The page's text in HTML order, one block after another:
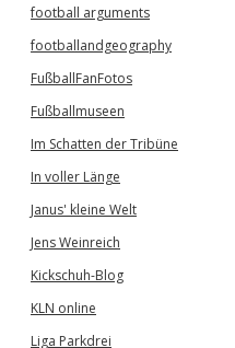
football arguments
footballandgeography
FußballFanFotos
Fußballmuseen
Im Schatten der Tribüne
In voller Länge
Janus' kleine Welt
Jens Weinreich
Kickschuh-Blog
KLN online
Liga Parkdrei